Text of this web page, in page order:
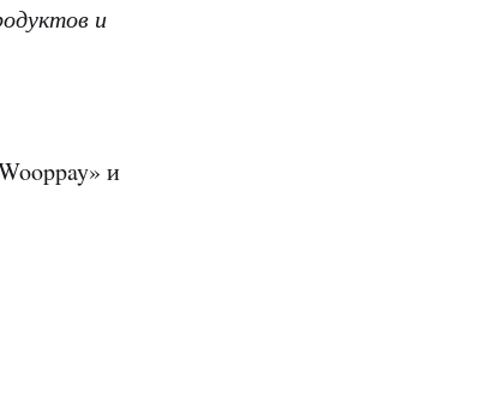
и
и